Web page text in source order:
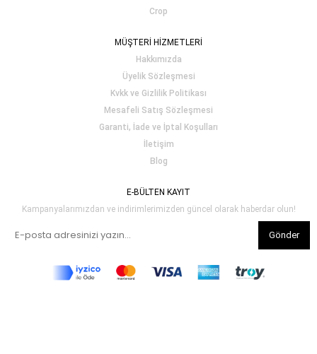
Crop
MÜŞTERİ HİZMETLERİ
Hakkımızda
Üyelik Sözleşmesi
Kvkk ve Gizlilik Politikası
Mesafeli Satış Sözleşmesi
Garanti, İade ve İptal Koşulları
İletişim
Blog
E-BÜLTEN KAYIT
Kampanyalarımızdan ve indirimlerimizden güncel olarak haberdar olun!
Gönder